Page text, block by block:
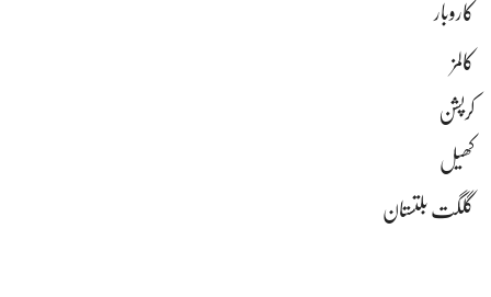
کاروبار
کالمز
کرپشن
کھیل
گلگت بلتستان